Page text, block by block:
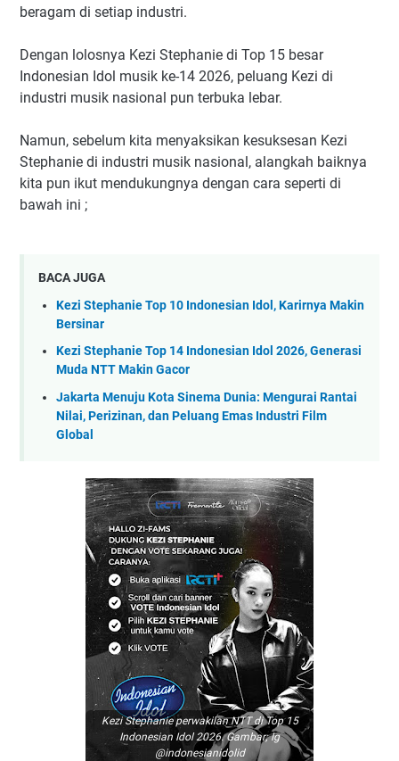
beragam di setiap industri.
Dengan lolosnya Kezi Stephanie di Top 15 besar
Indonesian Idol musik ke-14 2026, peluang Kezi di
industri musik nasional pun terbuka lebar.
Namun, sebelum kita menyaksikan kesuksesan Kezi
Stephanie di industri musik nasional, alangkah baiknya
kita pun ikut mendukungnya dengan cara seperti di
bawah ini ;
BACA JUGA
Kezi Stephanie Top 10 Indonesian Idol, Karirnya Makin
Bersinar
Kezi Stephanie Top 14 Indonesian Idol 2026, Generasi
Muda NTT Makin Gacor
Jakarta Menuju Kota Sinema Dunia: Mengurai Rantai
Nilai, Perizinan, dan Peluang Emas Industri Film
Global
Kezi Stephanie perwakilan NTT di Top 15
Indonesian Idol 2026. Gambar; Ig
@indonesianidolid